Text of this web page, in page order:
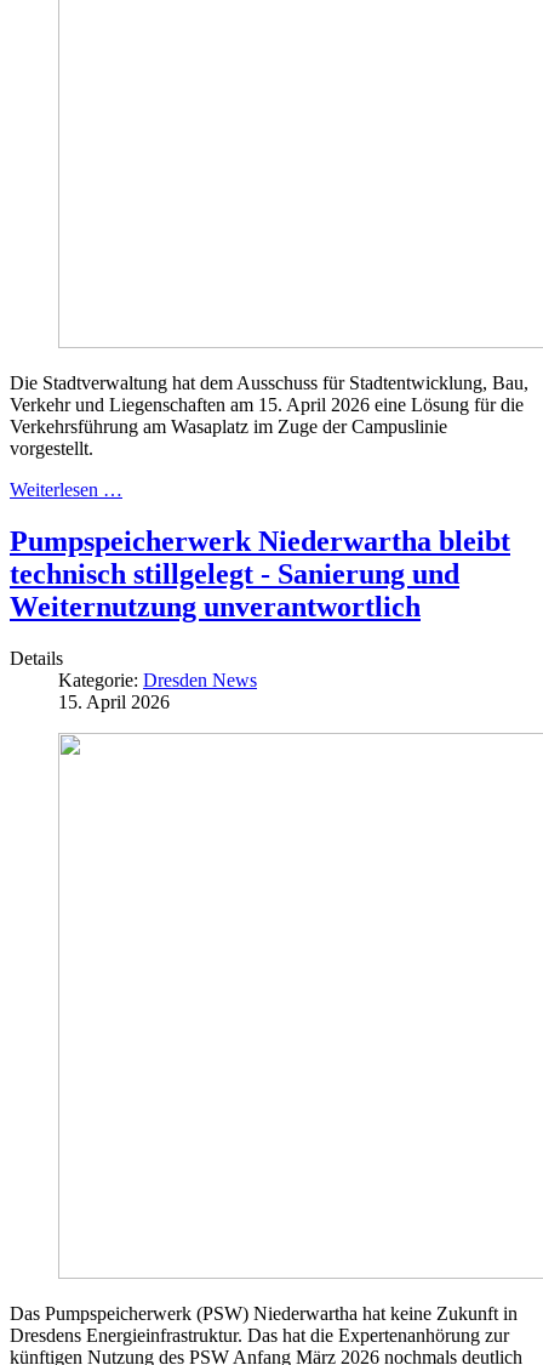
Die Stadtverwaltung hat dem Ausschuss für Stadtentwicklung, Bau,
Verkehr und Liegenschaften am 15. April 2026 eine Lösung für die
Verkehrsführung am Wasaplatz im Zuge der Campuslinie
vorgestellt.
Weiterlesen …
Pumpspeicherwerk Niederwartha bleibt
technisch stillgelegt - Sanierung und
Weiternutzung unverantwortlich
Details
Kategorie: Dresden News
15. April 2026
Das Pumpspeicherwerk (PSW) Niederwartha hat keine Zukunft in
Dresdens Energieinfrastruktur. Das hat die Expertenanhörung zur
künftigen Nutzung des PSW Anfang März 2026 nochmals deutlich